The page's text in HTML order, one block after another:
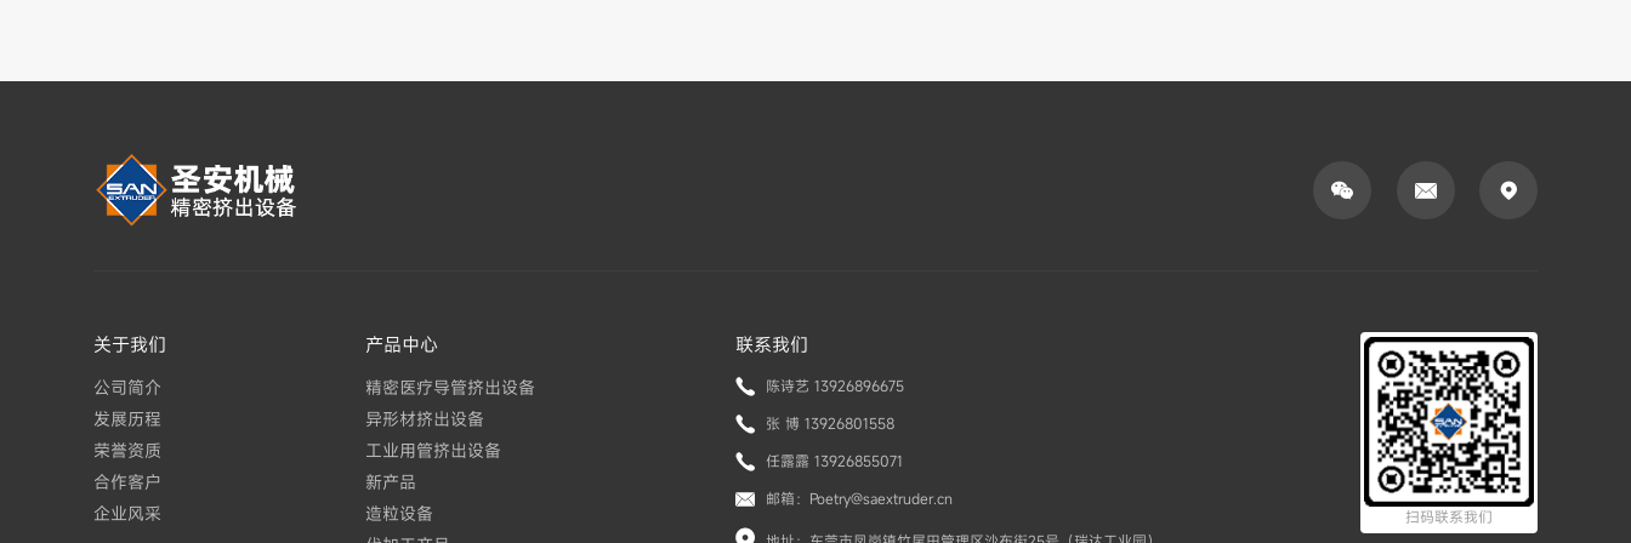
  
关于我们
公司简介
发展历程
荣誉资质
合作客户
企业风采
产品中心
精密医疗导管挤出设备
异形材挤出设备
工业用管挤出设备
新产品
造粒设备
联系我们
陈诗艺 13926896675
张 博 13926801558
任露露 13926855071
邮箱：Poetry@saextruder.cn
扫码联系我们